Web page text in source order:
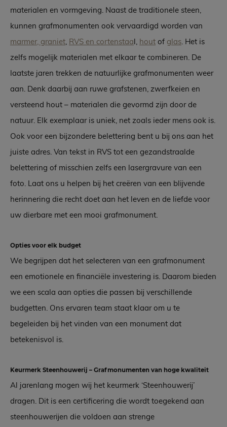
materialen en vormgeving. Naast de traditionele steen,
kunnen grafmonumenten ook vervaardigd worden van
marmer, graniet, RVS en cortenstaal, hout of glas. Het is
zelfs mogelijk materialen met elkaar te combineren. De
laatste jaren trekken de natuurlijke grafmonumenten weer
aan. Denk daarbij aan ruwe grafstenen, zwerfkeien en
versteend hout – materialen die gevormd zijn door de
natuur. Elk exemplaar is uniek, net zoals ieder mens ook is.
Ook voor een bijzondere belettering bent u bij ons aan het
juiste adres. Van tekst in RVS tot een gezandstraalde
belettering of misschien zelfs een lasergravure van een
foto. Laat ons u helpen bij het creëren van een blijvende
herinnering die recht doet aan het leven en de liefde voor
uw dierbare met een mooi grafmonument.
Opties voor elk budget
We begrijpen dat het selecteren van een grafmonument
een emotionele en financiële investering is. Daarom bieden
we een scala aan opties die passen bij verschillende
budgetten. Ons ervaren team staat klaar om u te
begeleiden bij het vinden van een monument dat
betekenisvol is.
Keurmerk Steenhouwerij – Grafmonumenten van hoge kwaliteit
Al jarenlang mogen wij het keurmerk ‘Steenhouwerij’
dragen. Dit is een certificering die wordt toegekend aan
steenhouwerijen die voldoen aan strenge